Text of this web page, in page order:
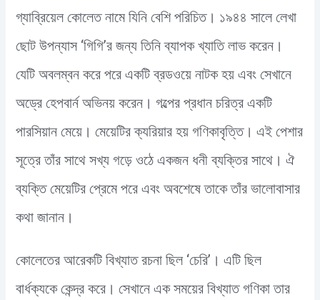
গ্যাব্রিয়েল কোলেত নামে যিনি বেশি পরিচিত। ১৯৪৪ সালে লেখা
ছোট উপন্যাস ‘গিগি’র জন্য তিনি ব্যাপক খ্যাতি লাভ করেন।
যেটি অবলম্বন করে পরে একটি ব্রডওয়ে নাটক হয় এবং সেখানে
অড্রে হেপবার্ন অভিনয় করেন। গল্পের প্রধান চরিত্র একটি
পারসিয়ান মেয়ে। মেয়েটির ক্যরিয়ার হয় গণিকাবৃত্তি। এই পেশার
সূত্রে তাঁর সাথে সখ্য গড়ে ওঠে একজন ধনী ব্যক্তির সাথে। ঐ
ব্যক্তি মেয়েটির প্রেমে পরে এবং অবশেষে তাকে তাঁর ভালোবাসার
কথা জানান।
কোলেতের আরেকটি বিখ্যাত রচনা ছিল ‘চেরি’। এটি ছিল
বার্ধক্যকে কেন্দ্র করে। সেখানে এক সময়ের বিখ্যাত গণিকা তার